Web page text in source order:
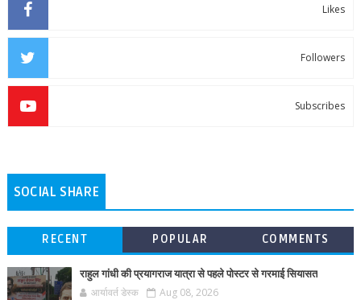
Likes
Followers
Subscribes
SOCIAL SHARE
RECENT POPULAR COMMENTS
राहुल गांधी की प्रयागराज यात्रा से पहले पोस्टर से गरमाई सियासत
आर्यावर्त डेस्क Aug 08, 2026